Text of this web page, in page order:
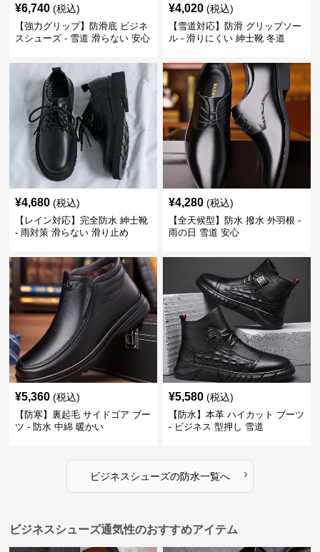
¥6,740 (税込)
【強力グリップ】防滑底 ビジネ
スシューズ - 雪道 滑らない 安心
¥4,020 (税込)
【雪道対応】防滑 グリップソー
ル - 滑りにくい 紳士靴 冬道
¥4,680 (税込)
【レイン対応】完全防水 紳士靴
- 雨対策 滑らない 滑り止め
¥4,280 (税込)
【全天候型】防水 撥水 外羽根 -
雨の日 雪道 安心
¥5,360 (税込)
【防寒】裏起毛 サイドゴア ブー
ツ - 防水 中綿 暖かい
¥5,580 (税込)
【防水】本革 ハイカット ブーツ
- ビジネス 型押し 雪道
ビジネスシューズの防水一覧へ ›
ビジネスシューズ通気性のおすすめアイテム